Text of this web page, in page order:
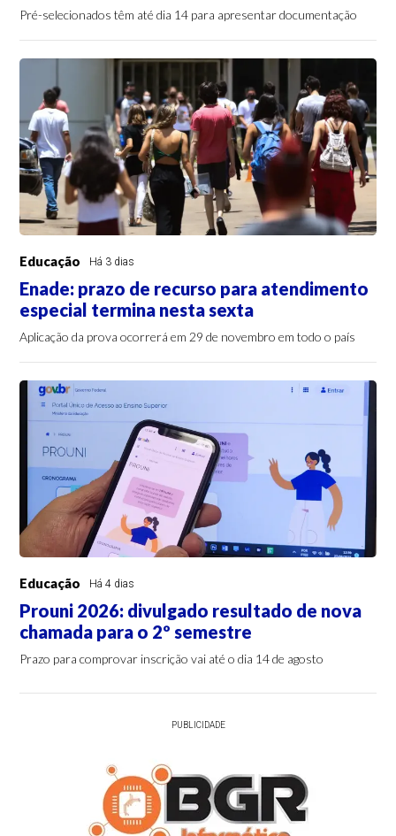
Pré-selecionados têm até dia 14 para apresentar documentação
Educação Há 3 dias
Enade: prazo de recurso para atendimento
especial termina nesta sexta
Aplicação da prova ocorrerá em 29 de novembro em todo o país
Educação Há 4 dias
Prouni 2026: divulgado resultado de nova
chamada para o 2º semestre
Prazo para comprovar inscrição vai até o dia 14 de agosto
PUBLICIDADE